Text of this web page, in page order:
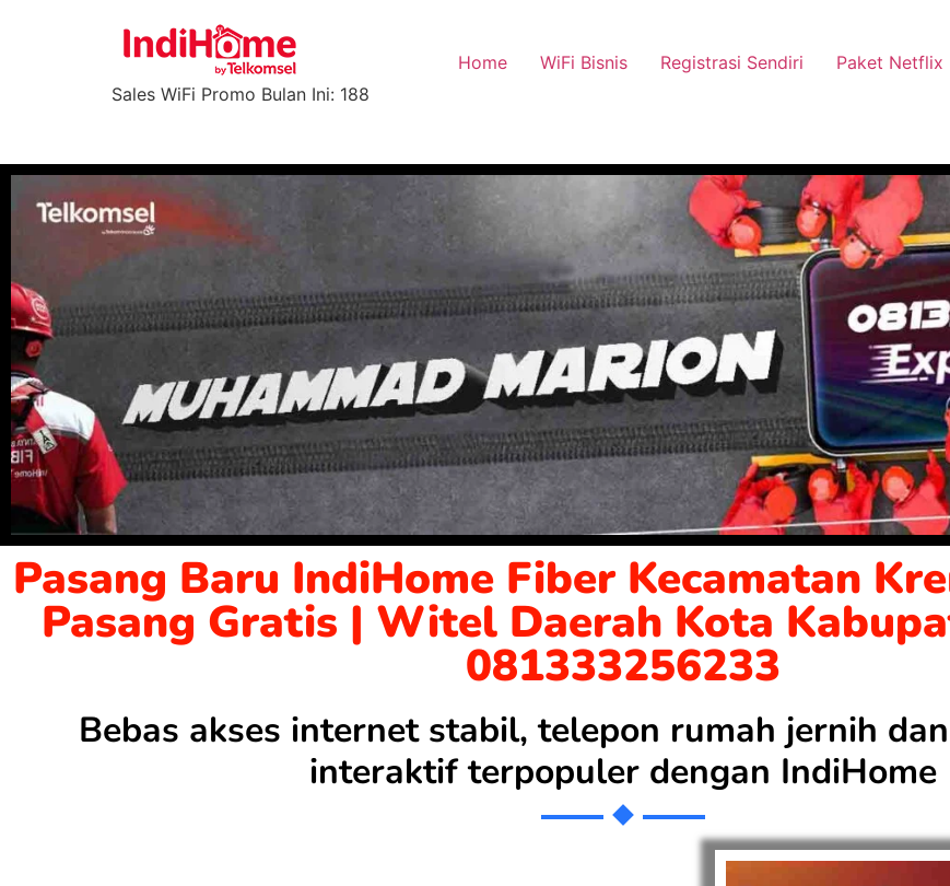
Sales WiFi Promo Bulan Ini: 188
Home WiFi Bisnis Registrasi Sendiri Paket Netflix
Pasang Baru IndiHome Fiber Kecamatan
Pasang Gratis | Witel Daerah Kota
081333256233
Bebas akses internet stabil, telepon rumah jernih
interaktif terpopuler dengan IndiHome